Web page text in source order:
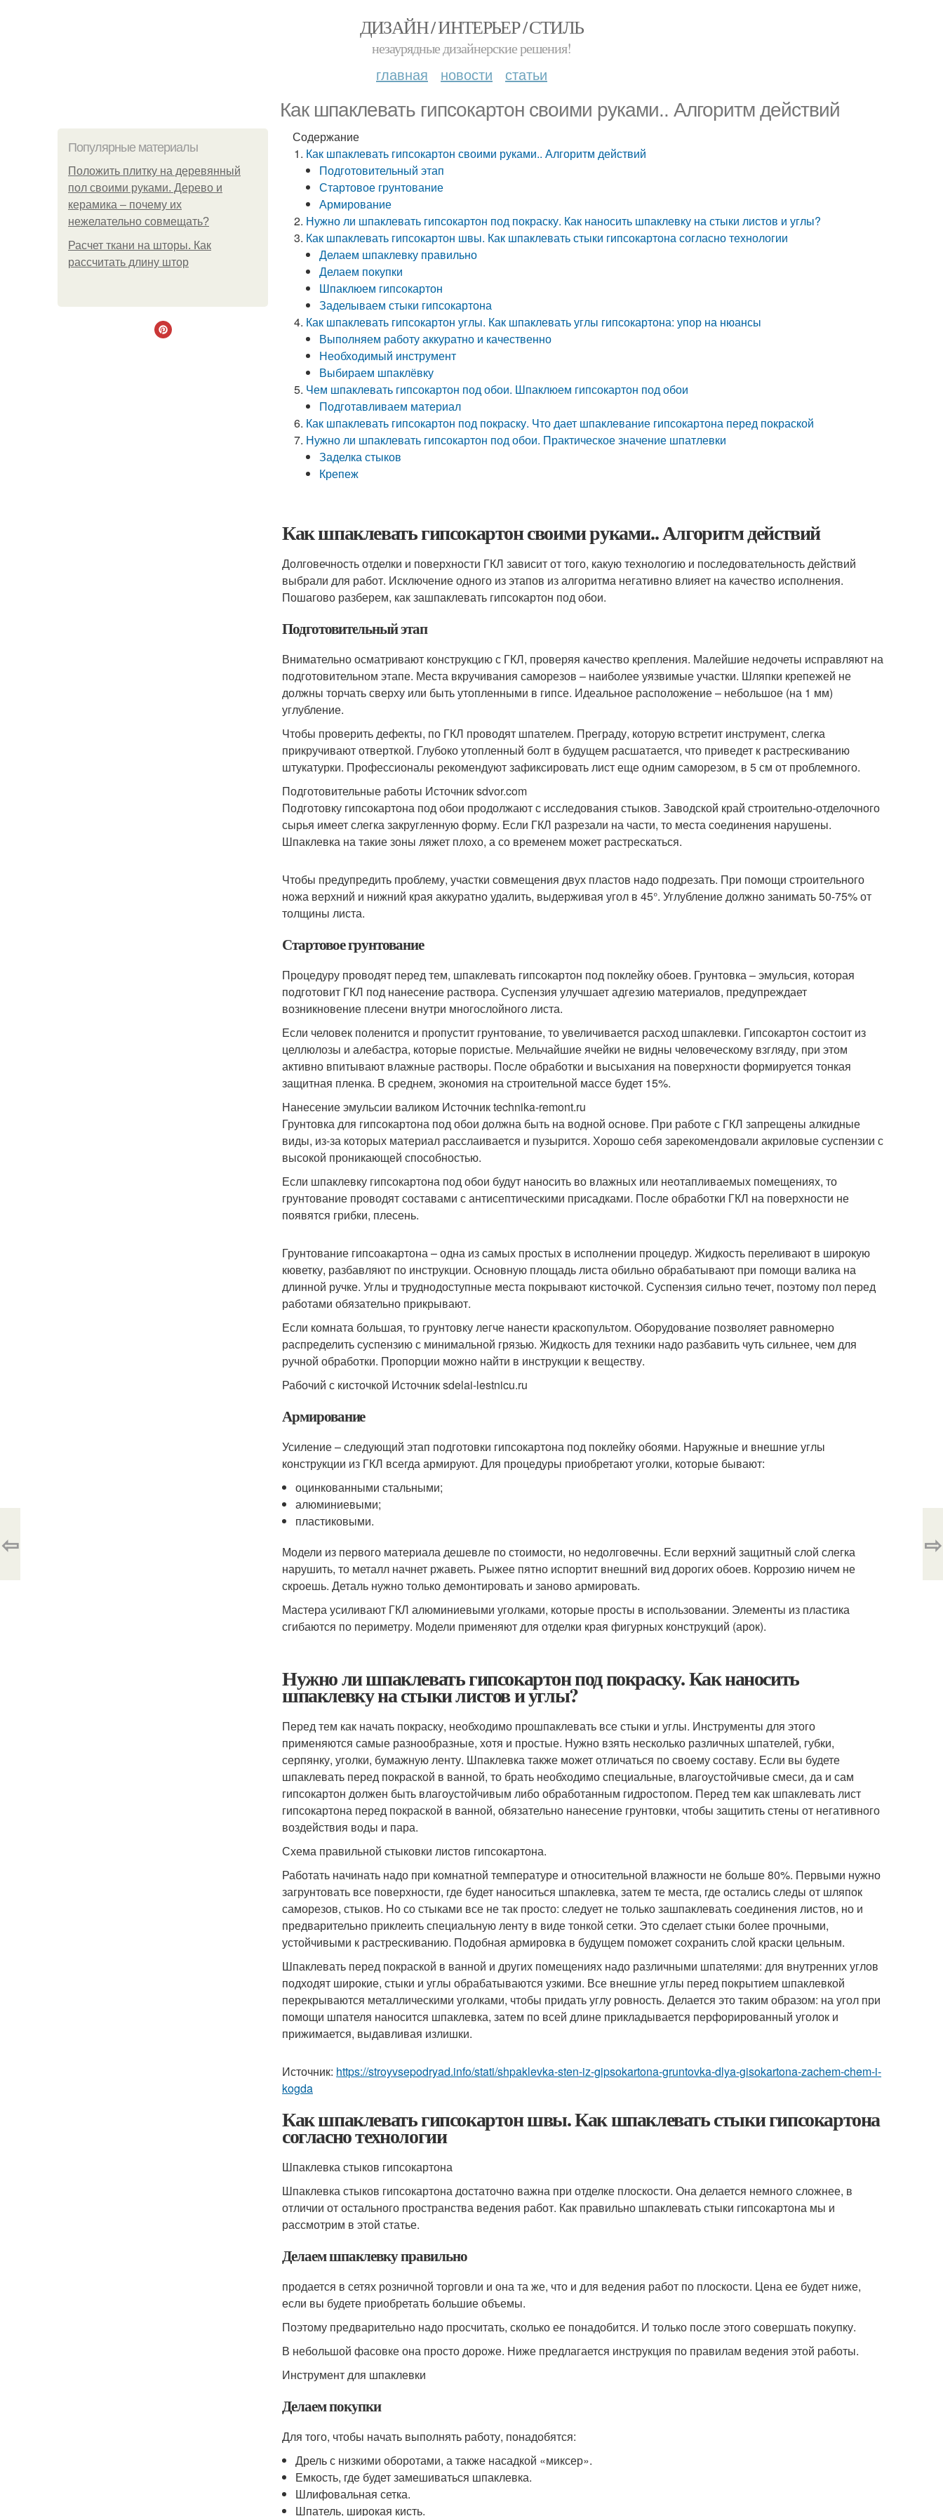
ДИЗАЙН / ИНТЕРЬЕР / СТИЛЬ
незаурядные дизайнерские решения!
главная новости статьи
Как шпаклевать гипсокартон своими руками.. Алгоритм действий
Популярные материалы
Положить плитку на деревянный
пол своими руками. Дерево и
керамика – почему их
нежелательно совмещать?
Расчет ткани на шторы. Как
рассчитать длину штор
Содержание
Как шпаклевать гипсокартон своими руками.. Алгоритм действий
Подготовительный этап
Стартовое грунтование
Армирование
Нужно ли шпаклевать гипсокартон под покраску. Как наносить шпаклевку на стыки листов и углы?
Как шпаклевать гипсокартон швы. Как шпаклевать стыки гипсокартона согласно технологии
Делаем шпаклевку правильно
Делаем покупки
Шпаклюем гипсокартон
Заделываем стыки гипсокартона
Как шпаклевать гипсокартон углы. Как шпаклевать углы гипсокартона: упор на нюансы
Выполняем работу аккуратно и качественно
Необходимый инструмент
Выбираем шпаклёвку
Чем шпаклевать гипсокартон под обои. Шпаклюем гипсокартон под обои
Подготавливаем материал
Как шпаклевать гипсокартон под покраску. Что дает шпаклевание гипсокартона перед покраской
Нужно ли шпаклевать гипсокартон под обои. Практическое значение шпатлевки
Заделка стыков
Крепеж
Как шпаклевать гипсокартон своими руками.. Алгоритм действий
Долговечность отделки и поверхности ГКЛ зависит от того, какую технологию и последовательность действий
выбрали для работ. Исключение одного из этапов из алгоритма негативно влияет на качество исполнения.
Пошагово разберем, как зашпаклевать гипсокартон под обои.
Подготовительный этап
Внимательно осматривают конструкцию с ГКЛ, проверяя качество крепления. Малейшие недочеты исправляют на
подготовительном этапе. Места вкручивания саморезов – наиболее уязвимые участки. Шляпки крепежей не
должны торчать сверху или быть утопленными в гипсе. Идеальное расположение – небольшое (на 1 мм)
углубление.
Чтобы проверить дефекты, по ГКЛ проводят шпателем. Преграду, которую встретит инструмент, слегка
прикручивают отверткой. Глубоко утопленный болт в будущем расшатается, что приведет к растрескиванию
штукатурки. Профессионалы рекомендуют зафиксировать лист еще одним саморезом, в 5 см от проблемного.
Подготовительные работы Источник sdvor.com
Подготовку гипсокартона под обои продолжают с исследования стыков. Заводской край строительно-отделочного
сырья имеет слегка закругленную форму. Если ГКЛ разрезали на части, то места соединения нарушены.
Шпаклевка на такие зоны ляжет плохо, а со временем может растрескаться.
Чтобы предупредить проблему, участки совмещения двух пластов надо подрезать. При помощи строительного
ножа верхний и нижний края аккуратно удалить, выдерживая угол в 45°. Углубление должно занимать 50-75% от
толщины листа.
Стартовое грунтование
Процедуру проводят перед тем, шпаклевать гипсокартон под поклейку обоев. Грунтовка – эмульсия, которая
подготовит ГКЛ под нанесение раствора. Суспензия улучшает адгезию материалов, предупреждает
возникновение плесени внутри многослойного листа.
Если человек поленится и пропустит грунтование, то увеличивается расход шпаклевки. Гипсокартон состоит из
целлюлозы и алебастра, которые пористые. Мельчайшие ячейки не видны человеческому взгляду, при этом
активно впитывают влажные растворы. После обработки и высыхания на поверхности формируется тонкая
защитная пленка. В среднем, экономия на строительной массе будет 15%.
Нанесение эмульсии валиком Источник technika-remont.ru
Грунтовка для гипсокартона под обои должна быть на водной основе. При работе с ГКЛ запрещены алкидные
виды, из-за которых материал расслаивается и пузырится. Хорошо себя зарекомендовали акриловые суспензии с
высокой проникающей способностью.
Если шпаклевку гипсокартона под обои будут наносить во влажных или неотапливаемых помещениях, то
грунтование проводят составами с антисептическими присадками. После обработки ГКЛ на поверхности не
появятся грибки, плесень.
Грунтование гипсоакартона – одна из самых простых в исполнении процедур. Жидкость переливают в широкую
кюветку, разбавляют по инструкции. Основную площадь листа обильно обрабатывают при помощи валика на
длинной ручке. Углы и труднодоступные места покрывают кисточкой. Суспензия сильно течет, поэтому пол перед
работами обязательно прикрывают.
Если комната большая, то грунтовку легче нанести краскопультом. Оборудование позволяет равномерно
распределить суспензию с минимальной грязью. Жидкость для техники надо разбавить чуть сильнее, чем для
ручной обработки. Пропорции можно найти в инструкции к веществу.
Рабочий с кисточкой Источник sdelai-lestnicu.ru
Армирование
Усиление – следующий этап подготовки гипсокартона под поклейку обоями. Наружные и внешние углы
конструкции из ГКЛ всегда армируют. Для процедуры приобретают уголки, которые бывают:
оцинкованными стальными;
алюминиевыми;
пластиковыми.
Модели из первого материала дешевле по стоимости, но недолговечны. Если верхний защитный слой слегка
нарушить, то металл начнет ржаветь. Рыжее пятно испортит внешний вид дорогих обоев. Коррозию ничем не
скроешь. Деталь нужно только демонтировать и заново армировать.
Мастера усиливают ГКЛ алюминиевыми уголками, которые просты в использовании. Элементы из пластика
сгибаются по периметру. Модели применяют для отделки края фигурных конструкций (арок).
Нужно ли шпаклевать гипсокартон под покраску. Как наносить
шпаклевку на стыки листов и углы?
Перед тем как начать покраску, необходимо прошпаклевать все стыки и углы. Инструменты для этого
применяются самые разнообразные, хотя и простые. Нужно взять несколько различных шпателей, губки,
серпянку, уголки, бумажную ленту. Шпаклевка также может отличаться по своему составу. Если вы будете
шпаклевать перед покраской в ванной, то брать необходимо специальные, влагоустойчивые смеси, да и сам
гипсокартон должен быть влагоустойчивым либо обработанным гидростопом. Перед тем как шпаклевать лист
гипсокартона перед покраской в ванной, обязательно нанесение грунтовки, чтобы защитить стены от негативного
воздействия воды и пара.
Схема правильной стыковки листов гипсокартона.
Работать начинать надо при комнатной температуре и относительной влажности не больше 80%. Первыми нужно
загрунтовать все поверхности, где будет наноситься шпаклевка, затем те места, где остались следы от шляпок
саморезов, стыков. Но со стыками все не так просто: следует не только зашпаклевать соединения листов, но и
предварительно приклеить специальную ленту в виде тонкой сетки. Это сделает стыки более прочными,
устойчивыми к растрескиванию. Подобная армировка в будущем поможет сохранить слой краски цельным.
Шпаклевать перед покраской в ванной и других помещениях надо различными шпателями: для внутренних углов
подходят широкие, стыки и углы обрабатываются узкими. Все внешние углы перед покрытием шпаклевкой
перекрываются металлическими уголками, чтобы придать углу ровность. Делается это таким образом: на угол при
помощи шпателя наносится шпаклевка, затем по всей длине прикладывается перфорированный уголок и
прижимается, выдавливая излишки.
Источник: https://stroyvsepodryad.info/stati/shpaklevka-sten-iz-gipsokartona-gruntovka-dlya-gisokartona-zachem-chem-i-
kogda
Как шпаклевать гипсокартон швы. Как шпаклевать стыки гипсокартона
согласно технологии
Шпаклевка стыков гипсокартона
Шпаклевка стыков гипсокартона достаточно важна при отделке плоскости. Она делается немного сложнее, в
отличии от остального пространства ведения работ. Как правильно шпаклевать стыки гипсокартона мы и
рассмотрим в этой статье.
Делаем шпаклевку правильно
продается в сетях розничной торговли и она та же, что и для ведения работ по плоскости. Цена ее будет ниже,
если вы будете приобретать большие объемы.
Поэтому предварительно надо просчитать, сколько ее понадобится. И только после этого совершать покупку.
В небольшой фасовке она просто дороже. Ниже предлагается инструкция по правилам ведения этой работы.
Инструмент для шпаклевки
Делаем покупки
Для того, чтобы начать выполнять работу, понадобятся:
Дрель с низкими оборотами, а также насадкой «миксер».
Емкость, где будет замешиваться шпаклевка.
Шлифовальная сетка.
Шпатель, широкая кисть.
⇦ ⇨